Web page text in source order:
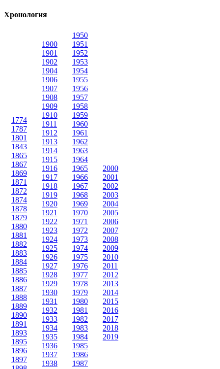
Хронология
1774
1787
1801
1843
1865
1867
1869
1871
1872
1874
1878
1879
1880
1881
1882
1883
1884
1885
1886
1887
1888
1889
1890
1891
1893
1895
1896
1897
1900
1901
1902
1904
1906
1907
1908
1909
1910
1911
1912
1913
1914
1915
1916
1917
1918
1919
1920
1921
1922
1923
1924
1925
1926
1927
1928
1929
1930
1931
1932
1933
1934
1935
1936
1937
1938
1950
1951
1952
1953
1954
1955
1956
1957
1958
1959
1960
1961
1962
1963
1964
1965
1966
1967
1968
1969
1970
1971
1972
1973
1974
1975
1976
1977
1978
1979
1980
1981
1982
1983
1984
1985
1986
1987
2000
2001
2002
2003
2004
2005
2006
2007
2008
2009
2010
2011
2012
2013
2014
2015
2016
2017
2018
2019